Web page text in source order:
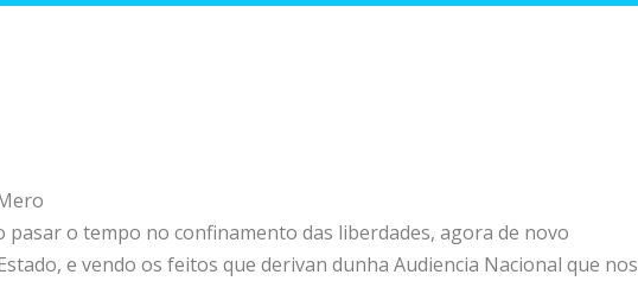
pasar o tempo no confinamento das liberdades, agora de novo
e vendo os feitos que derivan dunha Audiencia Nacional que nos